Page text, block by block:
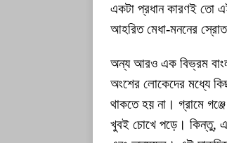
একটা প্রধান কারণই তো
আহরিত মেধা-মননের
অন্য আরও এক বিভ্রম
অংশের লোকেদের মধ্যে
থাকতে হয় না। গ্রামে
খুবই চোখে পড়ে। কিন্তু,